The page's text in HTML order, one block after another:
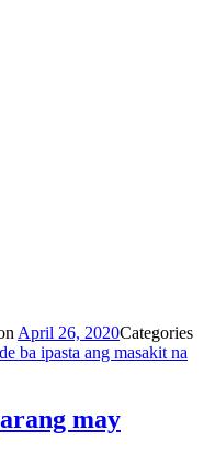
April 26, 2020Categories
ba ipasta ang masakit na
may